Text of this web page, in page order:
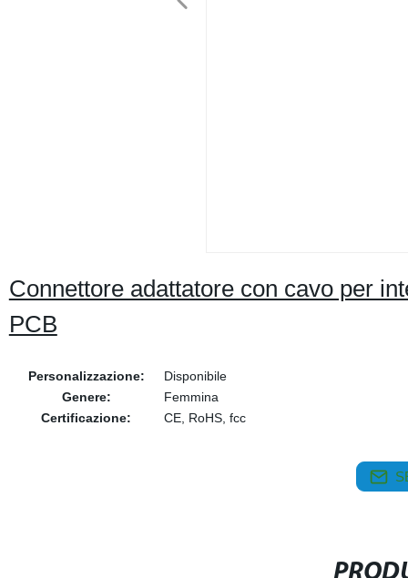
Connettore adattatore con cavo per
PCB
Personalizzazione:
Disponibile
Genere:
Femmina
Certificazione:
CE, RoHS, fcc